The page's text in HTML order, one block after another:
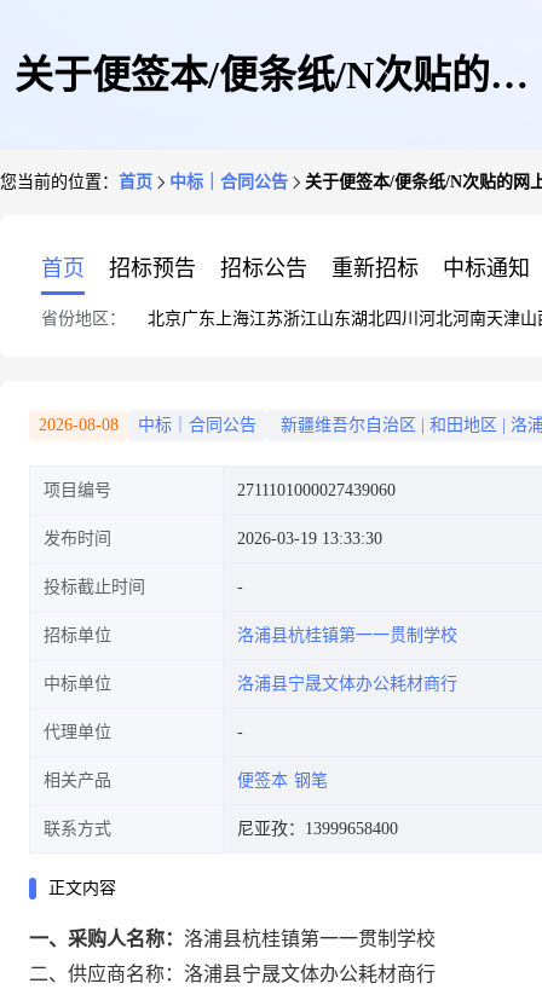
关于便签本/便条纸/N次贴的网
您当前的位置： 首页 中标｜合同公告 关于便签本/便条纸/N次贴的网
首页 招标预告 招标公告 重新招标 中标通知
省份地区： 北京广东 上海江苏浙江山东湖北四川 河北河南天津山
2026-08-08 中标｜合同公告 新疆维吾尔自治区 和田地区 洛
项目编号 2711101000027439060
发布时间 2026-03-19 13:33:30
投标截止时间
招标单位 洛浦县杭桂镇第一一贯制学校
中标单位 洛浦县宁晟文体办公耗材商行
代理单位
相关产品 便签本 钢笔
联系方式 尼亚孜：13999658400
正文内容
一、采购人名称： 洛浦县杭桂镇第一一贯制学校
二、供应商名称： 洛浦县宁晟文体办公耗材商行